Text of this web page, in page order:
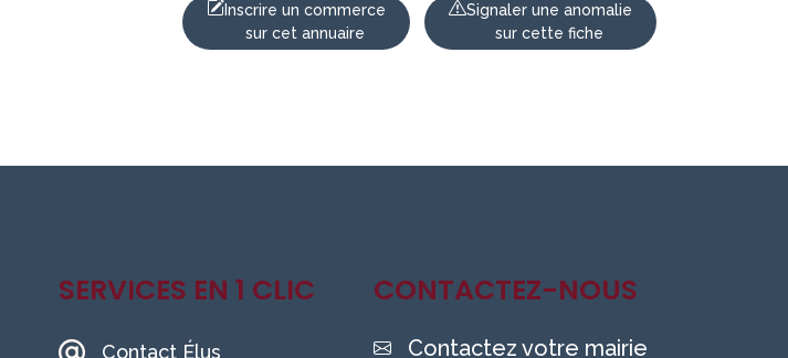
Inscrire un commerce
sur cet annuaire
Signaler une anomalie
sur cette fiche
SERVICES EN 1 CLIC
Contact Élus
CONTACTEZ-NOUS
Contactez votre mairie